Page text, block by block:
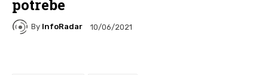
potrebe
By InfoRadar 10/06/2021